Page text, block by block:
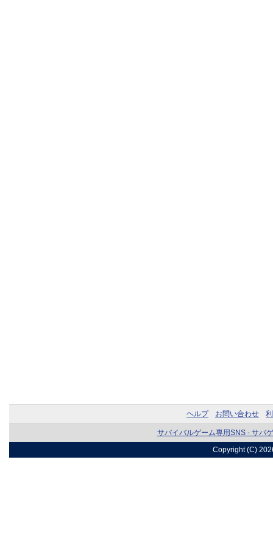
ヘルプ お問い合わせ
サバイバルゲーム専用SNS - サバ
Copyright (C)